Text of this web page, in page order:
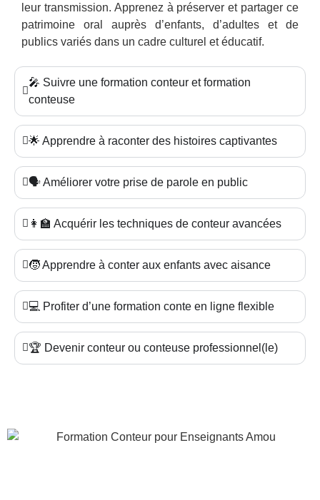
leur transmission. Apprenez à préserver et partager ce
patrimoine oral auprès d’enfants, d’adultes et de
publics variés dans un cadre culturel et éducatif.
🎤 Suivre une formation conteur et formation
conteuse
🌟 Apprendre à raconter des histoires captivantes
🗣️ Améliorer votre prise de parole en public
👩‍🏫 Acquérir les techniques de conteur avancées
🧒 Apprendre à conter aux enfants avec aisance
💻 Profiter d’une formation conte en ligne flexible
🏆 Devenir conteur ou conteuse professionnel(le)